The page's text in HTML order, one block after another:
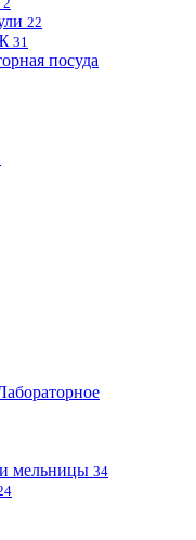
22
31
посуда
мельницы 34